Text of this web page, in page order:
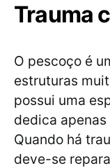
Trauma
O pescoço é
estruturas
possui uma
dedica
Quando há
deve-se